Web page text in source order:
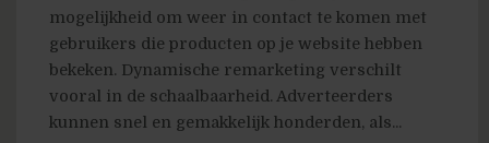
mogelijkheid om weer in contact te komen met
gebruikers die producten op je website hebben
bekeken. Dynamische remarketing verschilt
vooral in de schaalbaarheid. Adverteerders
kunnen snel en gemakkelijk honderden, als...